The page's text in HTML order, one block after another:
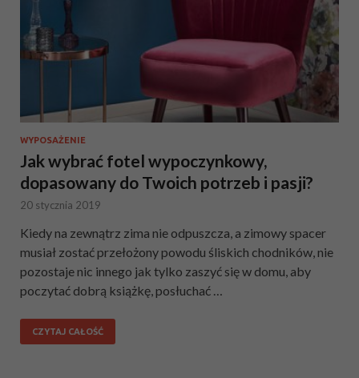
WYPOSAŻENIE
Jak wybrać fotel wypoczynkowy,
dopasowany do Twoich potrzeb i pasji?
20 stycznia 2019
Kiedy na zewnątrz zima nie odpuszcza, a zimowy spacer
musiał zostać przełożony powodu śliskich chodników, nie
pozostaje nic innego jak tylko zaszyć się w domu, aby
poczytać dobrą książkę, posłuchać …
CZYTAJ CAŁOŚĆ